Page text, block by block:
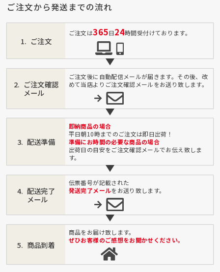
ご注文から発送までの流れ
ご注文
ご注文は365日24時間受付けております。
ご注文確認
メール
ご注文後に自動配信メールが届きます。その後、改
めて当店よりご注文確認メールをお送り致します。
配送準備
即納商品の場合
平日朝10時までのご注文は即日出荷！
準備にお時間の必要な商品の場合
出荷日の目安をご注文確認メールでお伝え致しま
す。
配送完了
メール
伝票番号が記載された
発送完了メールをお送り致します。
商品到着
商品をお届け致します。
ぜひお客様のご感想をお聞かせください。